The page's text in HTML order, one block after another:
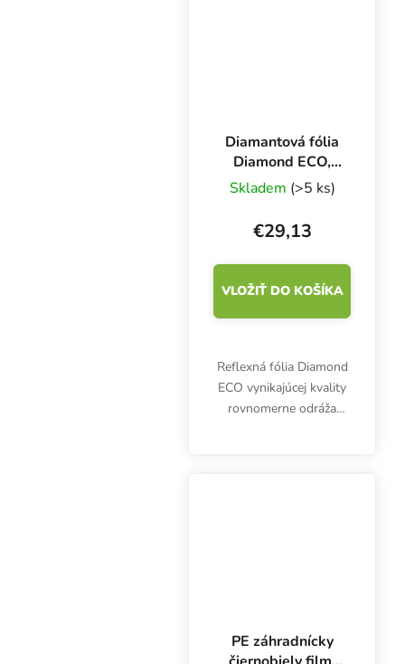
Diamantová fólia
Diamond ECO,
rolka 1,25x 10 m
Skladem (>5 ks)
€29,13
VLOŽIŤ DO KOŠÍKA
Reflexná fólia Diamond
ECO vynikajúcej kvality
rovnomerne odráža
PE záhradnícky